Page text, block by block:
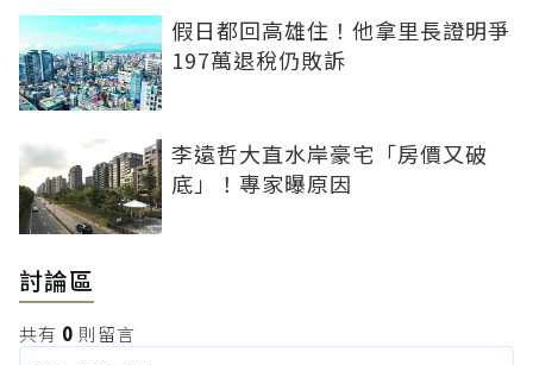
假日都回高雄住！他拿里長證明爭
197萬退稅仍敗訴
李遠哲大直水岸豪宅「房價又破
底」！專家曝原因
討論區
共有 0 則留言